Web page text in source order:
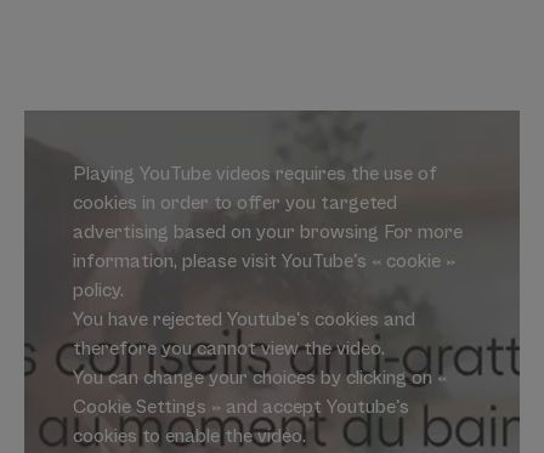
Playing YouTube videos requires the use of
cookies in order to offer you targeted
advertising based on your browsing For more
information, please visit YouTube's « cookie »
policy.
You have rejected Youtube's cookies and
therefore you cannot view the video.
You can change your choices by clicking on «
Cookie Settings » and accept Youtube's
cookies to enable the video.